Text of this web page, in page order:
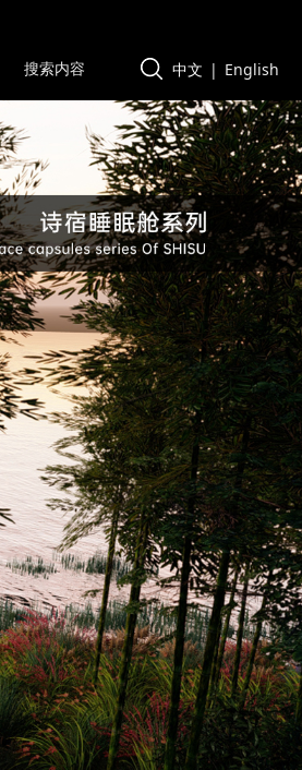
中文 | English